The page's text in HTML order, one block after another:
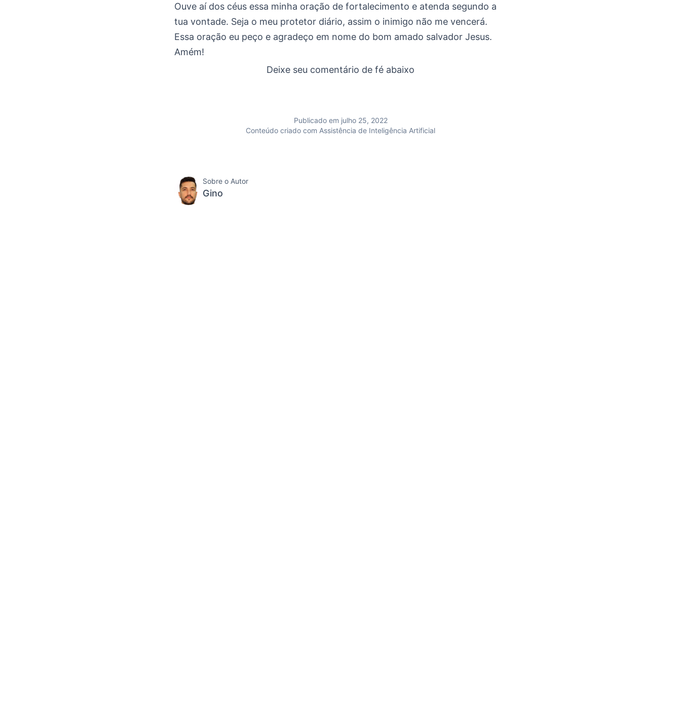
Ouve aí dos céus essa minha oração de fortalecimento e atenda segundo a
tua vontade. Seja o meu protetor diário, assim o inimigo não me vencerá.
Essa oração eu peço e agradeço em nome do bom amado salvador Jesus.
Amém!
Deixe seu comentário de fé abaixo
Publicado em julho 25, 2022
Conteúdo criado com Assistência de Inteligência Artificial
Sobre o Autor
Gino